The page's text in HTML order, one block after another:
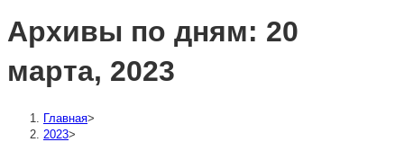
сайту
Архивы по дням: 20
марта, 2023
Главная>
2023>